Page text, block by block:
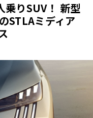
乗りSUV！ 新型
STLAミディア